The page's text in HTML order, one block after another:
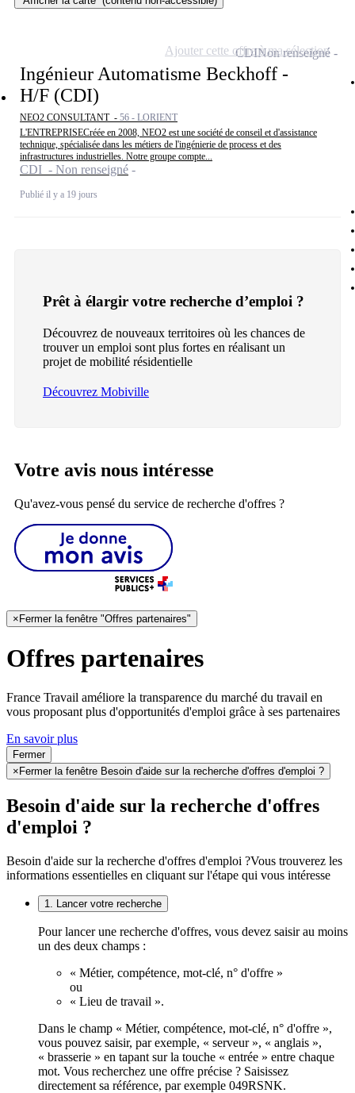
Ingénieur Automatisme Beckhoff -
H/F (CDI)
NEO2 CONSULTANT - 56 - LORIENT
L'ENTREPRISECréée en 2008, NEO2 est une société de conseil et d'assistance
technique, spécialisée dans les métiers de l'ingénierie de process et des
infrastructures industrielles. Notre groupe compte...
CDI - Non renseigné
Publié il y a 19 jours
CDINon renseigné
Ajouter cette offre à ma sélection
Prêt à élargir votre recherche d’emploi ?
Découvrez de nouveaux territoires où les chances de
trouver un emploi sont plus fortes en réalisant un
projet de mobilité résidentielle
Découvrez Mobiville
Votre avis nous intéresse
Qu'avez-vous pensé du service de recherche d'offres ?
× Fermer la fenêtre "Offres partenaires"
Offres partenaires
France Travail améliore la transparence du marché du travail en
vous proposant plus d'opportunités d'emploi grâce à ses partenaires
En savoir plus
Fermer
× Fermer la fenêtre Besoin d'aide sur la recherche d'offres d'emploi ?
Besoin d'aide sur la recherche d'offres
d'emploi ?
Besoin d'aide sur la recherche d'offres d'emploi ?Vous trouverez les
informations essentielles en cliquant sur l'étape qui vous intéresse
1. Lancer votre recherche
Pour lancer une recherche d'offres, vous devez saisir au moins
un des deux champs :
« Métier, compétence, mot-clé, n° d'offre »
ou
« Lieu de travail ».
Dans le champ « Métier, compétence, mot-clé, n° d'offre »,
vous pouvez saisir, par exemple, « serveur », « anglais »,
« brasserie » en tapant sur la touche « entrée » entre chaque
mot. Vous recherchez une offre précise ? Saisissez
directement sa référence, par exemple 049RSNK.